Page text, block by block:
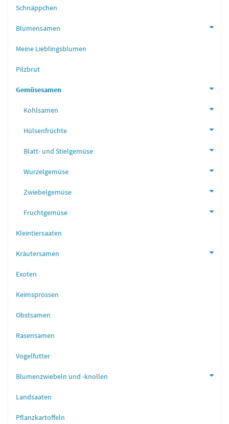
Schnäppchen
Blumensamen
Meine Lieblingsblumen
Pilzbrut
Gemüsesamen
Kohlsamen
Hülsenfrüchte
Blatt- und Stielgemüse
Wurzelgemüse
Zwiebelgemüse
Fruchtgemüse
Kleintiersaaten
Kräutersamen
Exoten
Keimsprossen
Obstsamen
Rasensamen
Vogelfutter
Blumenzwiebeln und -knollen
Landsaaten
Pflanzkartoffeln